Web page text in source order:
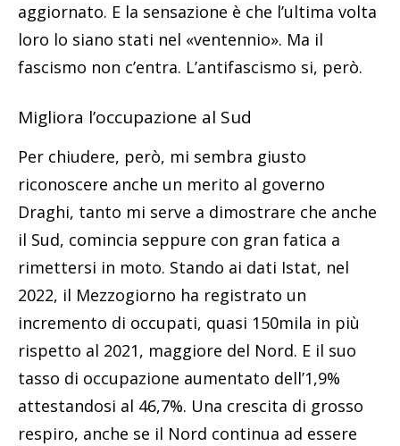
aggiornato. E la sensazione è che l’ultima volta
loro lo siano stati nel «ventennio». Ma il
fascismo non c’entra. L’antifascismo si, però.
Migliora l’occupazione al Sud
Per chiudere, però, mi sembra giusto
riconoscere anche un merito al governo
Draghi, tanto mi serve a dimostrare che anche
il Sud, comincia seppure con gran fatica a
rimettersi in moto. Stando ai dati Istat, nel
2022, il Mezzogiorno ha registrato un
incremento di occupati, quasi 150mila in più
rispetto al 2021, maggiore del Nord. E il suo
tasso di occupazione aumentato dell’1,9%
attestandosi al 46,7%. Una crescita di grosso
respiro, anche se il Nord continua ad essere